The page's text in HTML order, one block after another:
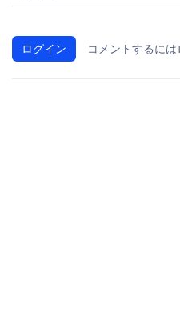
ログイン コメントするには